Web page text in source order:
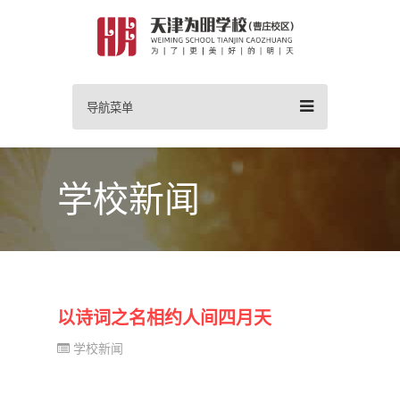
导航菜单
学校新闻
以诗词之名相约人间四月天
学校新闻